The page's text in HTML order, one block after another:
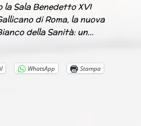
Sala Benedetto XVI
di Roma, la nuova
della Sanità: un…
WhatsApp Stampa